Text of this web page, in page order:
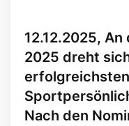
12.12.2025,
2025 dreht
Nach den